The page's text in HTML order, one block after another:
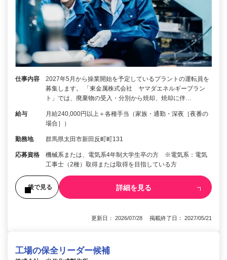
仕事内容
2027年5月から操業開始を予定しているプラントの運転員を
募集します。 「東金属株式会社 ヤマダエネルギープラン
ト」では、廃棄物の受入・分別から焼却、焼却に伴…
給与
月給240,000円以上＋各種手当（家族・通勤・深夜［夜番の
場合］）
勤務地 群馬県太田市新田反町町131
応募資格
機械系または、電気系4年制大学生卒の方 ※電気系：電気
工事士（2種）取得または取得を目指している方
後で見る 詳細を見る
更新日： 2026/07/28 掲載終了日： 2027/05/21
工場の保全リーダー候補